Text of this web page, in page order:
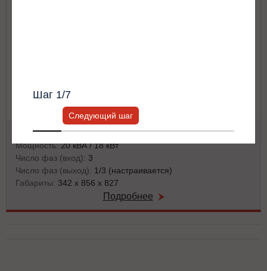
Тип ИБП:двойного преобразования (on-line)
Мощность:20 кВА / 18 кВт
Число фаз (вход): 3
Число фаз (выход): 1/3 (настраивается)
Габариты: 342 x 856 x 827
Подробнее
Шаг 1/7
Следующий шаг